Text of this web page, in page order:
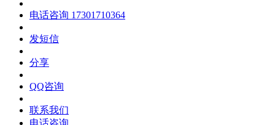
电话咨询 17301710364
发短信
分享
QQ咨询
联系我们